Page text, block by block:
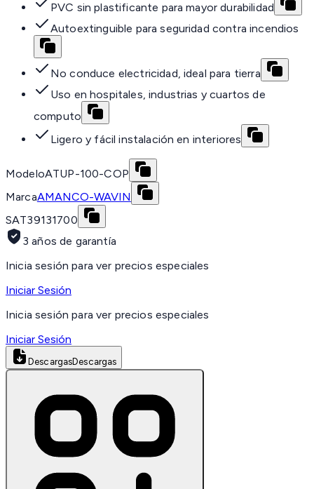
PVC sin plastificante para mayor durabilidad
Autoextinguible para seguridad contra incendios
No conduce electricidad, ideal para tierra
Uso en hospitales, industrias y cuartos de
computo
Ligero y fácil instalación en interiores
ModeloATUP-100-COP
MarcaAMANCO-WAVIN
SAT39131700
3 años de garantía
Inicia sesión para ver precios especiales
Iniciar Sesión
Inicia sesión para ver precios especiales
Iniciar Sesión
DescargasDescargas